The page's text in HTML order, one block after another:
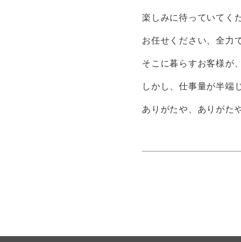
楽しみに待っていてく
お任せください、全力
そこに暮らすお客様が
しかし、仕事量が半端
ありがたや、ありがたや